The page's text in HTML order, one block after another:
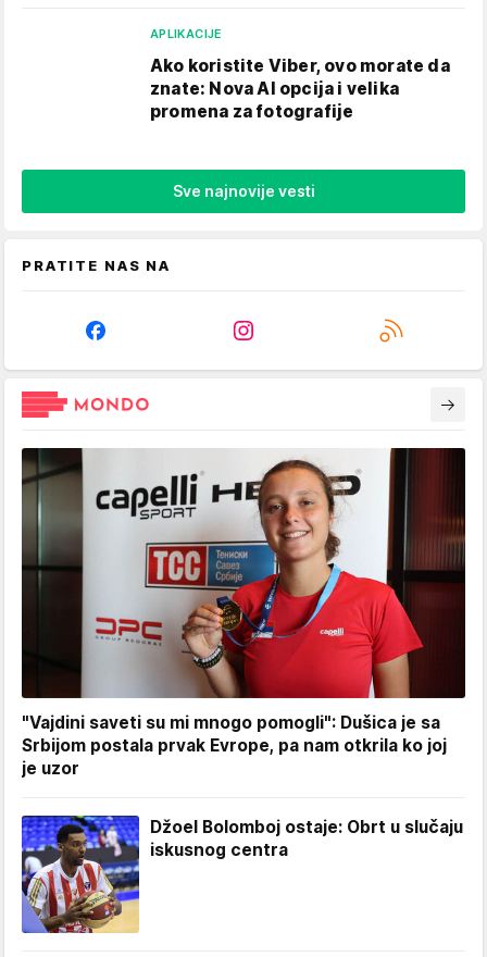
APLIKACIJE
Ako koristite Viber, ovo morate da
znate: Nova AI opcija i velika
promena za fotografije
Sve najnovije vesti
PRATITE NAS NA
"Vajdini saveti su mi mnogo pomogli": Dušica je sa
Srbijom postala prvak Evrope, pa nam otkrila ko joj
je uzor
Džoel Bolomboj ostaje: Obrt u slučaju
iskusnog centra